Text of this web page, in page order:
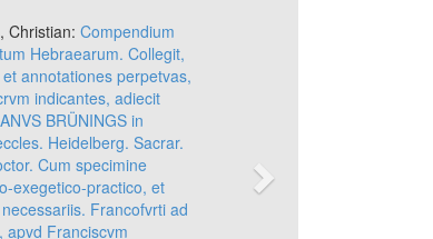
Christian: Compendium
Hebraearum. Collegit,
annotationes perpetvas,
indicantes, adiecit
BRÜNINGS in
Heidelberg. Sacrar.
Cum specimine
exegetico-practico, et
Francofvrti ad
apvd Franciscvm